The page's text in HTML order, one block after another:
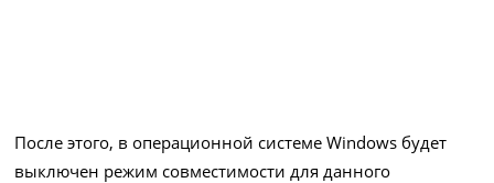
После этого, в операционной системе Windows будет
выключен режим совместимости для данного